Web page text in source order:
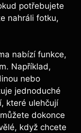
potřebujete
nahráli fotku,⁣
nabízí funkce,
Například,
nebo
jednoduché
které ulehčují
dokonce
když chcete